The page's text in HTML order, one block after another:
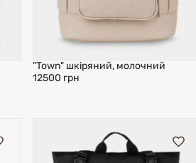
"Town" шкіряний, молочний
12500 грн